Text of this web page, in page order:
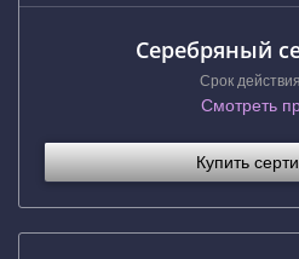
Серебряный
Срок
Смотреть
Купить